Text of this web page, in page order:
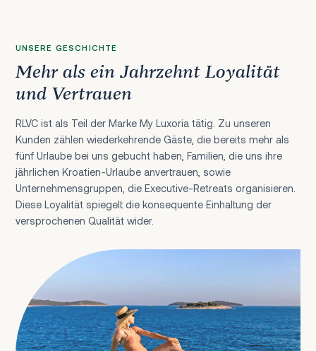
UNSERE GESCHICHTE
Mehr als ein Jahrzehnt Loyalität
und Vertrauen
RLVC ist als Teil der Marke My Luxoria tätig. Zu unseren
Kunden zählen wiederkehrende Gäste, die bereits mehr als
fünf Urlaube bei uns gebucht haben, Familien, die uns ihre
jährlichen Kroatien-Urlaube anvertrauen, sowie
Unternehmensgruppen, die Executive-Retreats organisieren.
Diese Loyalität spiegelt die konsequente Einhaltung der
versprochenen Qualität wider.